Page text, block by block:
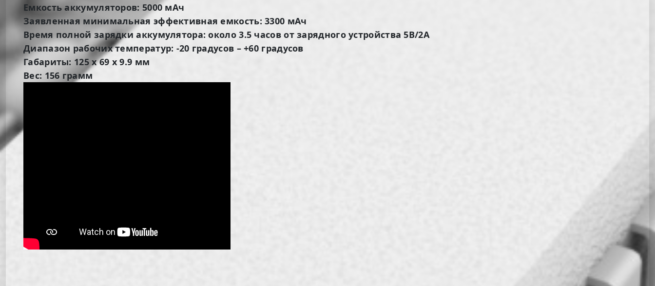
Емкость аккумуляторов: 5000 мАч
Заявленная минимальная эффективная емкость: 3300 мАч
Время полной зарядки аккумулятора: около 3.5 часов от зарядного устройства 5В/2А
Диапазон рабочих температур: -20 градусов – +60 градусов
Габариты: 125 x 69 x 9.9 мм
Вес: 156 грамм